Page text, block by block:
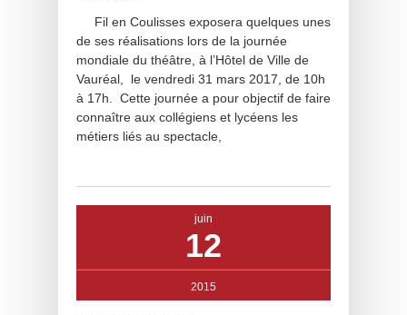
Fil en Coulisses exposera quelques unes
de ses réalisations lors de la journée
mondiale du théâtre, à l’Hôtel de Ville de
Vauréal, le vendredi 31 mars 2017, de 10h
à 17h. Cette journée a pour objectif de faire
connaître aux collégiens et lycéens les
métiers liés au spectacle,
juin
12
2015